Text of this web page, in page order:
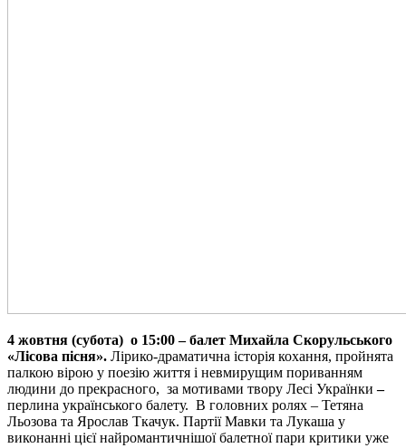
4 жовтня (субота) о 15:00–балет Михайла Скорульського
«Лісова пісня». Лірико-драматична історія кохання, пройнята
палкою вірою у поезію життя і невмирущим пориванням
людини до прекрасного, за мотивами твору Лесі Українки –
перлина українського балету. В головних ролях – Тетяна
Льозова та Ярослав Ткачук. Партії Мавки та Лукаша у
виконанні цієї найромантичнішої балетної пари критики уже